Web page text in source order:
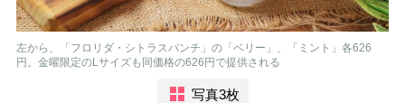
左から、「フロリダ・シトラスパンチ」の「ベリー」、「ミント」各626
円。金曜限定のLサイズも同価格の626円で提供される
写真3枚